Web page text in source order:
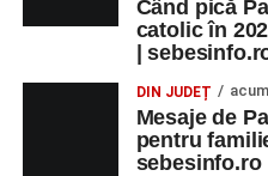
Când pică
catolic în
|
DIN JUDEȚ
Mesaje de
pentru
sebesinfo.ro